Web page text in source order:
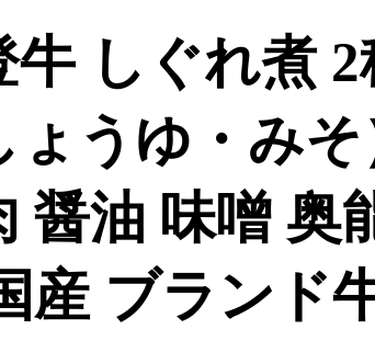
牛 しぐれ煮 2
ょうゆ・み
醤油 味噌 奥
産 ブランド